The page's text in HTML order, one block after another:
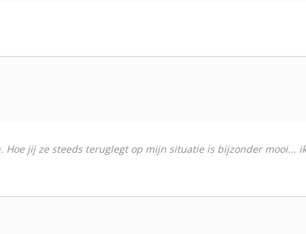
jij ze steeds teruglegt op mijn situatie is bijzonder mooi...